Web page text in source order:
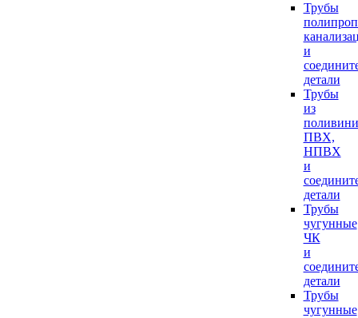
Трубы
и
детали
Трубы
из
ПВХ,
НПВХ
и
детали
Трубы
чугунные
ЧК
и
детали
Трубы
чугунные